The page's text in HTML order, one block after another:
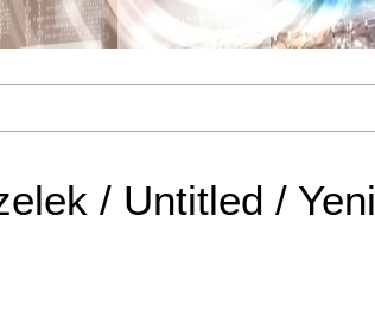
/ Untitled / Yeni